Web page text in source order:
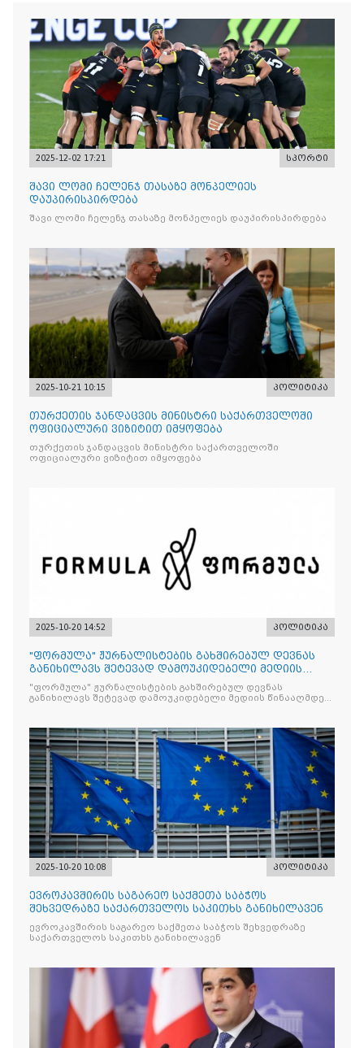
2025-12-02 17:21 სპორტი
შავი ლომი ჩელენჯ თასაზე მონპელიეს
დაუპირისპირდება
შავი ლომი ჩელენჯ თასაზე მონპელიეს დაუპირისპირდება
2025-10-21 10:15 პოლიტიკა
თურქეთის ჯანდაცვის მინისტრი საქართველოში
ოფიციალური ვიზიტით იმყოფება
თურქეთის ჯანდაცვის მინისტრი საქართველოში
ოფიციალური ვიზიტით იმყოფება
2025-10-20 14:52 პოლიტიკა
"ფორმულა" ჟურნალისტების გახშირებულ დევნას
განიხილავს შეტევად დამოუკიდებელი მედიის
წინააღმდ
"ფორმულა" ჟურნალისტების გახშირებულ დევნას
განიხილავს შეტევად დამოუკიდებელი მედიის წინააღმდეგ,
2025-10-20 10:08 პოლიტიკა
ევროკავშირის საგარეო საქმეთა საბჭოს
შეხვედრაზე საქართველოს საკითხს განიხილავენ
ევროკავშირის საგარეო საქმეთა საბჭოს შეხვედრაზე
საქართველოს საკითხს განიხილავენ